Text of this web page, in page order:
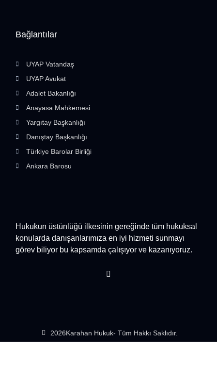
Hukukun üstünlüğü ilkesinin gereğinde tüm hukuksal
konularda danışanlarımıza en iyi hizmeti sunmayı
görev biliyor bu kapsamda çalışıyor ve kazanıyoruz.
Bağlantılar
UYAP Vatandaş
UYAP Avukat
Adalet Bakanlığı
Anayasa Mahkemesi
Yargıtay Başkanlığı
Danıştay Başkanlığı
Türkiye Barolar Birliği
Ankara Barosu
2026Karahan Hukuk- Tüm Hakkı Saklıdır.